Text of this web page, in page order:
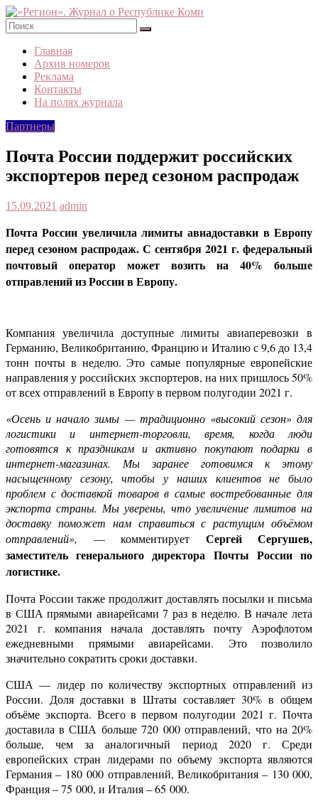
Skip
to
content
«Регион».
Журнал
Республике
Коми
Главная
Архив номеров
Реклама
Контакты
На полях журнала
Партнеры
Почта России поддержит российских
экспортеров перед сезоном распродаж
15.09.2021 admin
Почта России увеличила лимиты авиадоставки в Европу
перед сезоном распродаж. С сентября 2021 г. федеральный
почтовый оператор может возить на 40% больше
отправлений из России в Европу.
Компания увеличила доступные лимиты авиаперевозки в
Германию, Великобританию, Францию и Италию с 9,6 до 13,4
тонн почты в неделю. Это самые популярные европейские
направления у российских экспортеров, на них пришлось 50%
от всех отправлений в Европу в первом полугодии 2021 г.
«Осень и начало зимы — традиционно «высокий сезон» для
логистики и интернет-торговли, время, когда люди
готовятся к праздникам и активно покупают подарки в
интернет-магазинах. Мы заранее готовимся к этому
насыщенному сезону, чтобы у наших клиентов не было
проблем с доставкой товаров в самые востребованные для
экспорта страны. Мы уверены, что увеличение лимитов на
доставку поможет нам справиться с растущим объёмом
отправлений», — комментирует Сергей Сергушев,
заместитель генерального директора Почты России по
логистике.
Почта России также продолжит доставлять посылки и письма
в США прямыми авиарейсами 7 раз в неделю. В начале лета
2021 г. компания начала доставлять почту Аэрофлотом
ежедневными прямыми авиарейсами. Это позволило
значительно сократить сроки доставки.
США — лидер по количеству экспортных отправлений из
России. Доля доставки в Штаты составляет 30% в общем
объёме экспорта. Всего в первом полугодии 2021 г. Почта
доставила в США больше 720 000 отправлений, что на 20%
больше, чем за аналогичный период 2020 г. Среди
европейских стран лидерами по объему экспорта являются
Германия– 180 000 отправлений, Великобритания – 130 000,
Франция – 75 000, и Италия – 65 000.